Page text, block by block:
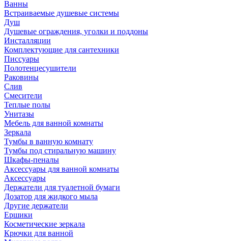
Ванны
Встраиваемые душевые системы
Душ
Душевые ограждения, уголки и поддоны
Инсталляции
Комплектующие для сантехники
Писсуары
Полотенцесушители
Раковины
Слив
Смесители
Теплые полы
Унитазы
Мебель для ванной комнаты
Зеркала
Тумбы в ванную комнату
Тумбы под стиральную машину
Шкафы-пеналы
Аксессуары для ванной комнаты
Аксессуары
Держатели для туалетной бумаги
Дозатор для жидкого мыла
Другие держатели
Ершики
Косметические зеркала
Крючки для ванной